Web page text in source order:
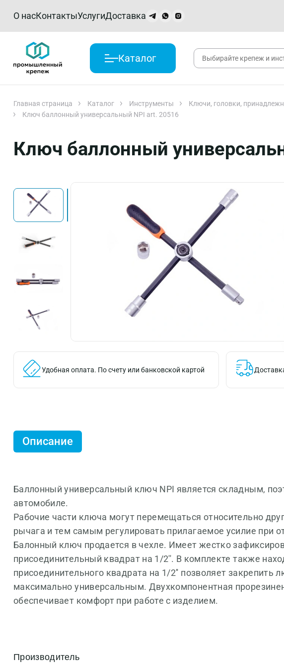
О насКонтактыУслугиДоставка
Каталог
Главная страница Каталог Инструменты Ключи, головки,
Ключ баллонный универсальный NPI art. 20516
Ключ баллонный
Удобная оплата. По счету или банковской картой
Описание
Баллонный универсальный ключ NPI является складным,
автомобиле.
Рабочие части ключа могут перемещаться относительно
рычага и тем самым регулировать прилагаемое усилие при
Балонный ключ продается в чехле. Имеет жестко
присоединительный квадрат на 1/2''. В комплекте также
присоединительного квадрата на 1/2'' позволяет закрепить
максимально универсальным. Двухкомпонентная
обеспечивает комфорт при работе с изделием.
Производитель